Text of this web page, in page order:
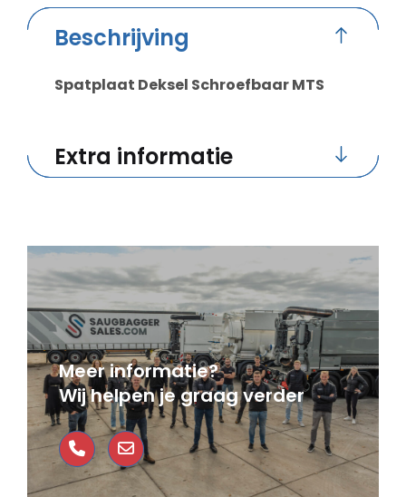
Meer informatie?
Wij helpen je graag verder
Beschrijving
Spatplaat Deksel Schroefbaar MTS
Extra informatie